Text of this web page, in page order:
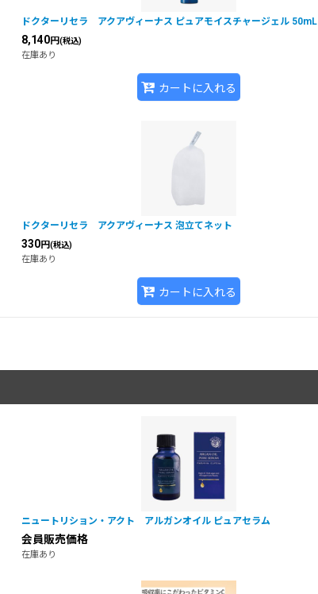
ドクターリセラ アクアヴィーナス ピュアモイスチャージェル 50mL
8,140円(税込)
在庫あり
カートに入れる
ドクターリセラ アクアヴィーナス 泡立てネット
330円(税込)
在庫あり
カートに入れる
ニュートリション・アクト アルガンオイル ピュアセラム
会員販売価格
在庫あり